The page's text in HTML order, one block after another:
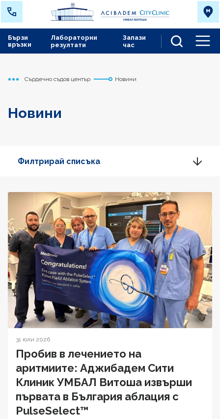
Лабораторни
резултати
Запази
час
Бързи
връзки
Начало
Сърдечно съдов център Новини
Новини
Филтрирай списъка
31 юли 2026
Пробив в лечението на
аритмиите: Аджибадем Сити
Клиник УМБАЛ Витоша извърши
първата в България аблация с
PulseSelect™